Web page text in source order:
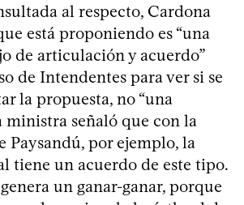
al respecto, Cardona
está proponiendo es “una
de articulación y acuerdo”
de Intendentes para ver si se
la propuesta, no “una
ministra señaló que con la
Paysandú, por ejemplo, la
tiene un acuerdo de este tipo.
un ganar-ganar, porque